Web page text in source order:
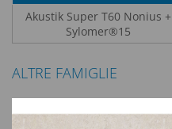
Akustik Super T60 Nonius +
Sylomer®15
ALTRE FAMIGLIE